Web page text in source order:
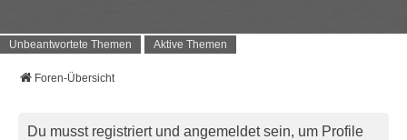
Unbeantwortete Themen Aktive Themen
Foren-Übersicht
Du musst registriert und angemeldet sein, um Profile